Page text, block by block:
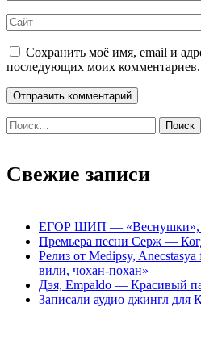
Сохранить моё имя, email и
последующих моих комментариев.
Найти:
Свежие записи
ЕГОР ШИП — «Веснушки»,
Премьера песни Серж —
Релиз от Medipsy,
вили, чохан-похан»
Дэя, Empaldo — Красивый
Записали аудио джингл для